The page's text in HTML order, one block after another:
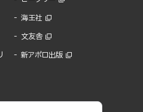
海王社
文友舎
新アポロ出版